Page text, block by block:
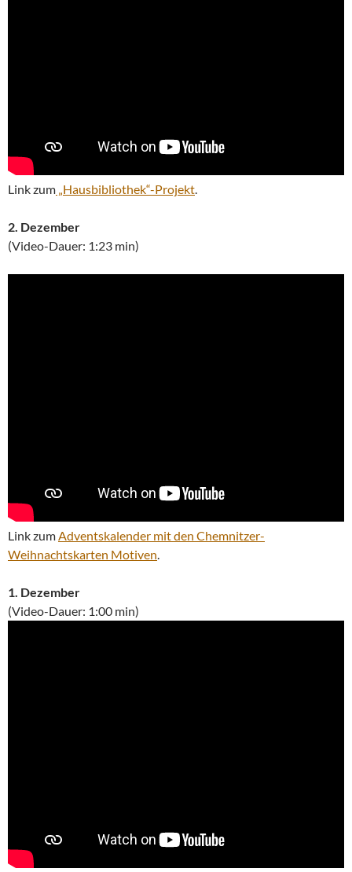
Link zum „Hausbibliothek“-Projekt
2. Dezember
(Video-Dauer: 1:23 min)
Link zum Adventskalender mit den Chemnitzer-
Weihnachtskarten Motiven
1. Dezember
(Video-Dauer: 1:00 min)